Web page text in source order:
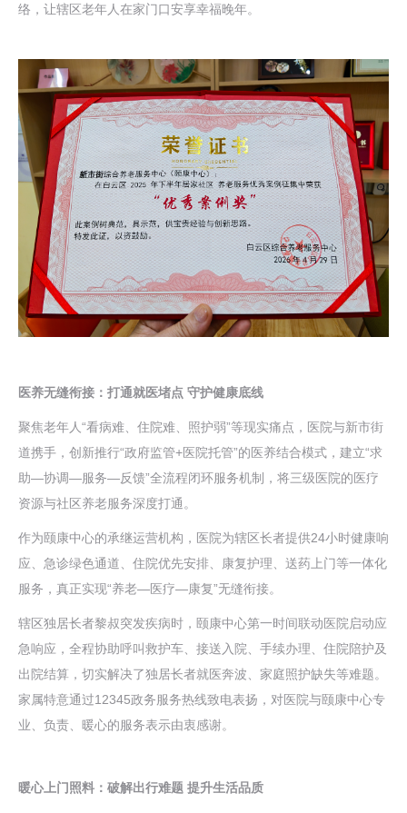
络，让辖区老年人在家门口安享幸福晚年。
医养无缝衔接：打通就医堵点 守护健康底线
聚焦老年人“看病难、住院难、照护弱”等现实痛点，医院与新市街
道携手，创新推行“政府监管+医院托管”的医养结合模式，建立“求
助—协调—服务—反馈”全流程闭环服务机制，将三级医院的医疗
资源与社区养老服务深度打通。
作为颐康中心的承继运营机构，医院为辖区长者提供24小时健康响
应、急诊绿色通道、住院优先安排、康复护理、送药上门等一体化
服务，真正实现“养老—医疗—康复”无缝衔接。
辖区独居长者黎叔突发疾病时，颐康中心第一时间联动医院启动应
急响应，全程协助呼叫救护车、接送入院、手续办理、住院陪护及
出院结算，切实解决了独居长者就医奔波、家庭照护缺失等难题。
家属特意通过12345政务服务热线致电表扬，对医院与颐康中心专
业、负责、暖心的服务表示由衷感谢。
暖心上门照料：破解出行难题 提升生活品质